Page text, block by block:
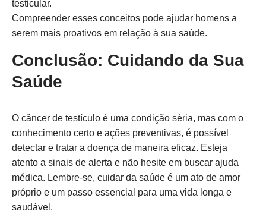
testicular.
Compreender esses conceitos pode ajudar homens a
serem mais proativos em relação à sua saúde.
Conclusão: Cuidando da Sua
Saúde
O câncer de testículo é uma condição séria, mas com o
conhecimento certo e ações preventivas, é possível
detectar e tratar a doença de maneira eficaz. Esteja
atento a sinais de alerta e não hesite em buscar ajuda
médica. Lembre-se, cuidar da saúde é um ato de amor
próprio e um passo essencial para uma vida longa e
saudável.